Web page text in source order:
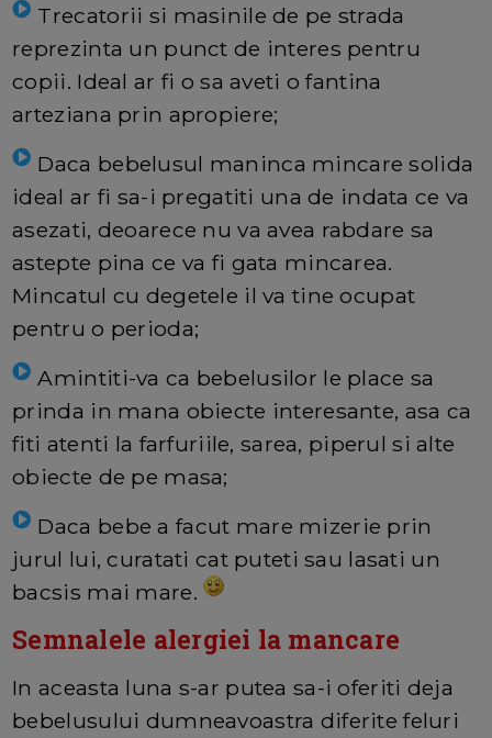
Trecatorii si masinile de pe strada
reprezinta un punct de interes pentru
copii. Ideal ar fi o sa aveti o fantina
arteziana prin apropiere;
Daca bebelusul maninca mincare solida
ideal ar fi sa-i pregatiti una de indata ce va
asezati, deoarece nu va avea rabdare sa
astepte pina ce va fi gata mincarea.
Mincatul cu degetele il va tine ocupat
pentru o perioda;
Amintiti-va ca bebelusilor le place sa
prinda in mana obiecte interesante, asa ca
fiti atenti la farfuriile, sarea, piperul si alte
obiecte de pe masa;
Daca bebe a facut mare mizerie prin
jurul lui, curatati cat puteti sau lasati un
bacsis mai mare.
Semnalele alergiei la mancare
In aceasta luna s-ar putea sa-i oferiti deja
bebelusului dumneavoastra diferite feluri